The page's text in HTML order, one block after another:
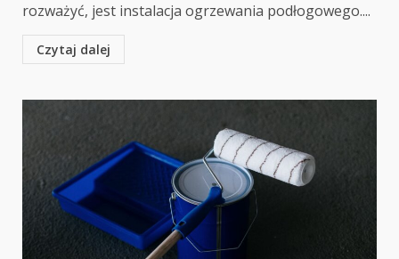
rozważyć, jest instalacja ogrzewania podłogowego....
Czytaj dalej